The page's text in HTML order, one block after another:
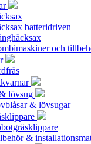
batteridriven
och
lövsug
& lövsugar
&